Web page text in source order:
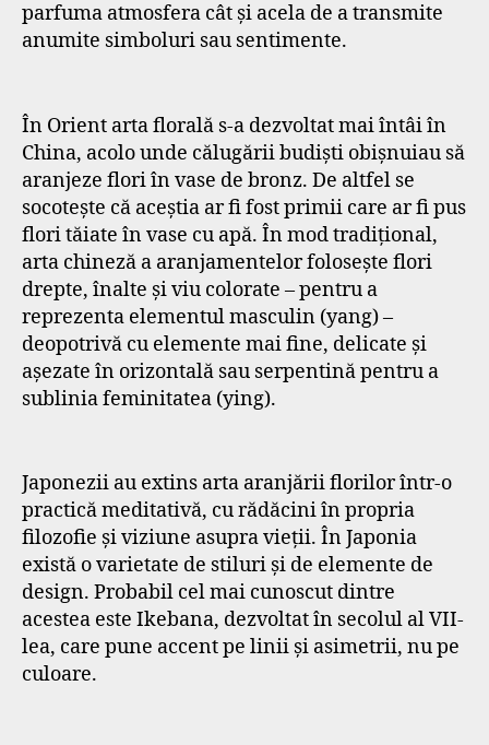
parfuma atmosfera cât și acela de a transmite
anumite simboluri sau sentimente.
În Orient arta florală s-a dezvoltat mai întâi în
China, acolo unde călugării budiști obișnuiau să
aranjeze flori în vase de bronz. De altfel se
socotește că aceștia ar fi fost primii care ar fi pus
flori tăiate în vase cu apă. În mod tradițional,
arta chineză a aranjamentelor folosește flori
drepte, înalte și viu colorate – pentru a
reprezenta elementul masculin (yang) –
deopotrivă cu elemente mai fine, delicate și
așezate în orizontală sau serpentină pentru a
sublinia feminitatea (ying).
Japonezii au extins arta aranjării florilor într-o
practică meditativă, cu rădăcini în propria
filozofie și viziune asupra vieții. În Japonia
există o varietate de stiluri și de elemente de
design. Probabil cel mai cunoscut dintre
acestea este Ikebana, dezvoltat în secolul al VII-
lea, care pune accent pe linii și asimetrii, nu pe
culoare.